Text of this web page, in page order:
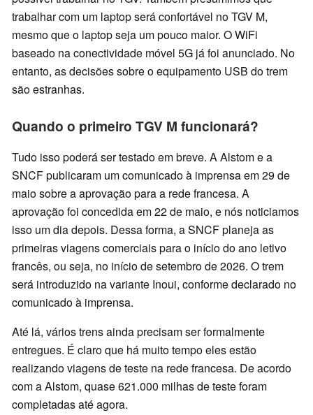
trabalhar com um laptop será confortável no TGV M,
mesmo que o laptop seja um pouco maior. O WiFi
baseado na conectividade móvel 5G já foi anunciado. No
entanto, as decisões sobre o equipamento USB do trem
são estranhas.
Quando o primeiro TGV M funcionará?
Tudo isso poderá ser testado em breve. A Alstom e a
SNCF publicaram um comunicado à imprensa em 29 de
maio sobre a aprovação para a rede francesa. A
aprovação foi concedida em 22 de maio, e nós noticiamos
isso um dia depois. Dessa forma, a SNCF planeja as
primeiras viagens comerciais para o início do ano letivo
francês, ou seja, no início de setembro de 2026. O trem
será introduzido na variante Inoui, conforme declarado no
comunicado à imprensa.
Até lá, vários trens ainda precisam ser formalmente
entregues. É claro que há muito tempo eles estão
realizando viagens de teste na rede francesa. De acordo
com a Alstom, quase 621.000 milhas de teste foram
completadas até agora.